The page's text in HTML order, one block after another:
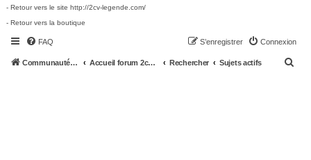
- Retour vers le site http://2cv-legende.com/
- Retour vers la boutique
FAQ Connexion
S’enregistrer
Communauté 2cv-legende.com Accueil forum 2cv-legende.com Rechercher Sujets actifs